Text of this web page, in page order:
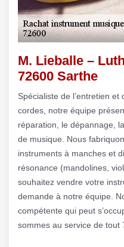
M. Lieballe –
72600 Sarthe
Spécialiste de l’entretien et
cordes, notre équipe
réparation, le dépannage,
de musique. Nous
instruments à manches et
résonance (mandolines,
souhaitez vendre votre
demande à notre équipe.
compétente qui peut
sommes au service de tout